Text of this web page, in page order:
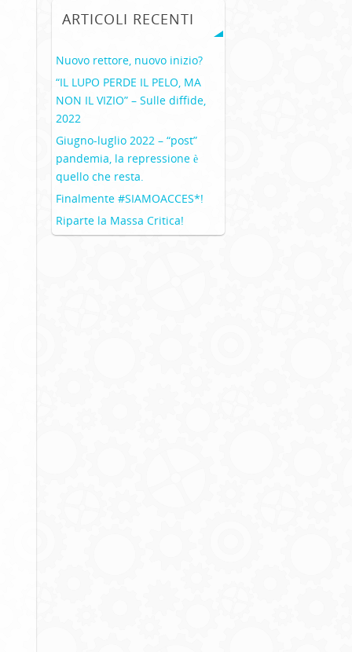
ARTICOLI RECENTI
Nuovo rettore, nuovo inizio?
“IL LUPO PERDE IL PELO, MA
NON IL VIZIO” – Sulle diffide,
2022
Giugno-luglio 2022 – “post”
pandemia, la repressione è
quello che resta.
Finalmente #SIAMOACCES*!
Riparte la Massa Critica!